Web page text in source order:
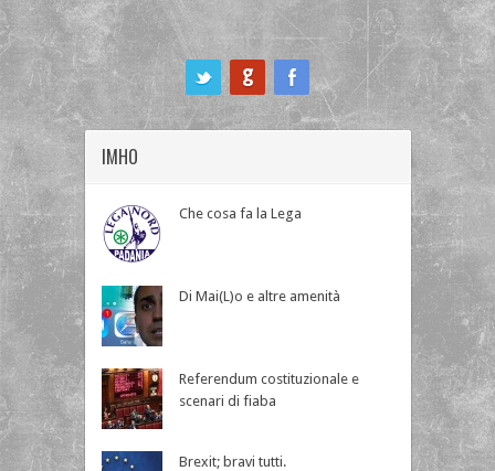
IMHO
Che cosa fa la Lega
Di Mai(L)o e altre amenità
Referendum costituzionale e
scenari di fiaba
Brexit; bravi tutti.